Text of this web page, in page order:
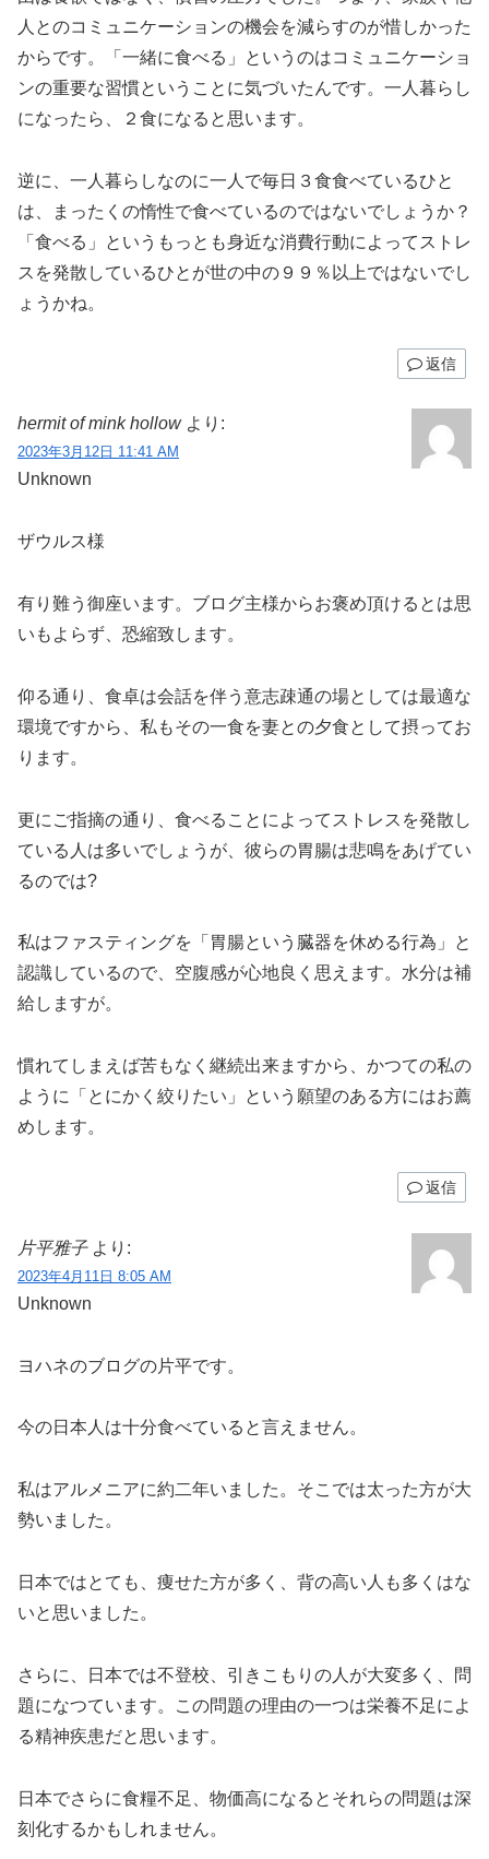
人とのコミュニケーションの機会を減らすのが惜しかった
からです。「一緒に食べる」というのはコミュニケーショ
ンの重要な習慣ということに気づいたんです。一人暮らし
になったら、２食になると思います。
逆に、一人暮らしなのに一人で毎日３食食べているひと
は、まったくの惰性で食べているのではないでしょうか？
「食べる」というもっとも身近な消費行動によってストレ
スを発散しているひとが世の中の９９％以上ではないでし
ょうかね。
返信
hermit of mink hollow より:
2023年3月12日 11:41 AM
Unknown
ザウルス様
有り難う御座います。ブログ主様からお褒め頂けるとは思
いもよらず、恐縮致します。
仰る通り、食卓は会話を伴う意志疎通の場としては最適な
環境ですから、私もその一食を妻との夕食として摂ってお
ります。
更にご指摘の通り、食べることによってストレスを発散し
ている人は多いでしょうが、彼らの胃腸は悲鳴をあげてい
るのでは?
私はファスティングを「胃腸という臓器を休める行為」と
認識しているので、空腹感が心地良く思えます。水分は補
給しますが。
慣れてしまえば苦もなく継続出来ますから、かつての私の
ように「とにかく絞りたい」という願望のある方にはお薦
めします。
返信
片平雅子 より:
2023年4月11日 8:05 AM
Unknown
ヨハネのブログの片平です。
今の日本人は十分食べていると言えません。
私はアルメニアに約二年いました。そこでは太った方が大
勢いました。
日本ではとても、痩せた方が多く、背の高い人も多くはな
いと思いました。
さらに、日本では不登校、引きこもりの人が大変多く、問
題になつています。この問題の理由の一つは栄養不足によ
る精神疾患だと思います。
日本でさらに食糧不足、物価高になるとそれらの問題は深
刻化するかもしれません。